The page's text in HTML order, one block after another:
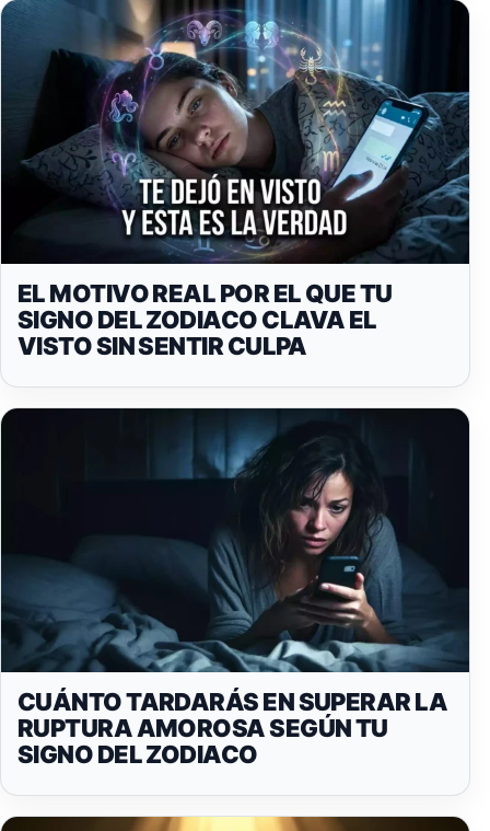
EL MOTIVO REAL POR EL QUE TU
SIGNO DEL ZODIACO CLAVA EL
VISTO SIN SENTIR CULPA
CUÁNTO TARDARÁS EN SUPERAR LA
RUPTURA AMOROSA SEGÚN TU
SIGNO DEL ZODIACO